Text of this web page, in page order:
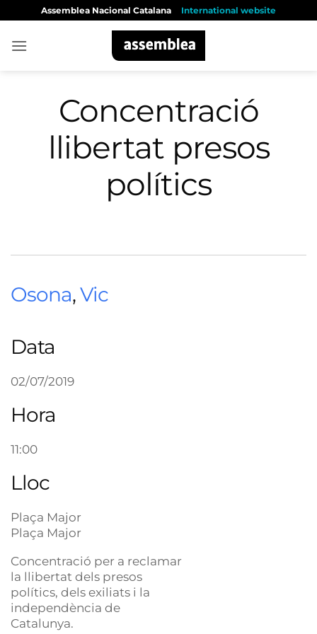
content
Assemblea Nacional Catalana International website
Concentració
llibertat presos
polítics
Osona,Vic
Data
02/07/2019
Hora
11:00
Lloc
Plaça Major
Plaça Major
Concentració per a reclamar
la llibertat dels presos
polítics, dels exiliats i la
independència de
Catalunya.